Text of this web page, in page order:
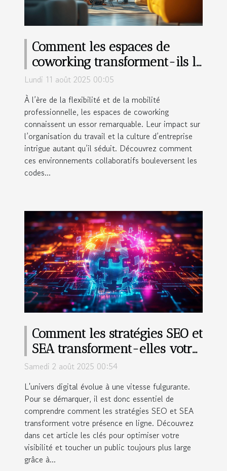
Comment les espaces de
coworking transforment-ils le
monde professionnel ?
Lundi 11 août 2025 00:05
À l’ère de la flexibilité et de la mobilité
professionnelle, les espaces de coworking
connaissent un essor remarquable. Leur impact sur
l’organisation du travail et la culture d’entreprise
intrigue autant qu’il séduit. Découvrez comment
ces environnements collaboratifs bouleversent les
codes...
Comment les stratégies SEO et
SEA transforment-elles votre
présence en ligne ?
Samedi 2 août 2025 00:54
L'univers digital évolue à une vitesse fulgurante.
Pour se démarquer, il est donc essentiel de
comprendre comment les stratégies SEO et SEA
transforment votre présence en ligne. Découvrez
dans cet article les clés pour optimiser votre
visibilité et toucher un public toujours plus large
grâce à...